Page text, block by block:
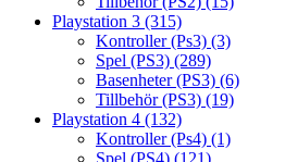
Playstation 3 (315)
Kontroller (Ps3) (3)
Spel (PS3) (289)
Basenheter (PS3) (6)
Tillbehör (PS3) (19)
Playstation 4 (132)
Kontroller (Ps4) (1)